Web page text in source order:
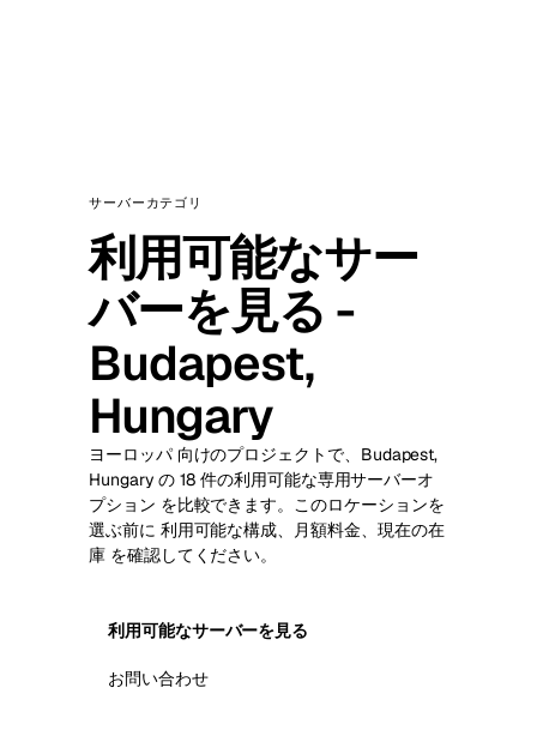
サーバーカテゴリ
利用可能なサー
バーを見る -
Budapest,
Hungary
ヨーロッパ 向けのプロジェクトで、Budapest,
Hungary の 18 件の利用可能な専用サーバーオ
プション を比較できます。このロケーションを
選ぶ前に 利用可能な構成、月額料金、現在の在
庫 を確認してください。
利用可能なサーバーを見る
お問い合わせ